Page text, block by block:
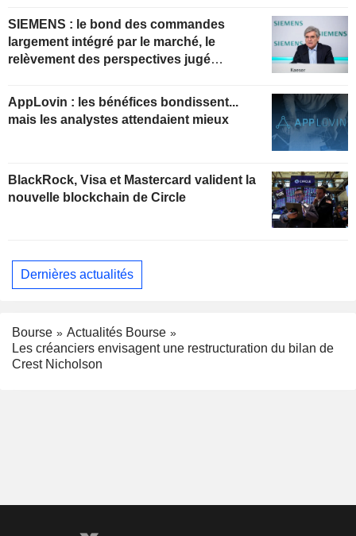
SIEMENS : le bond des commandes
largement intégré par le marché, le
relèvement des perspectives jugé
actuelles
AppLovin : les bénéfices bondissent...
mais les analystes attendaient mieux
BlackRock, Visa et Mastercard valident la
nouvelle blockchain de Circle
Dernières actualités
Bourse
Actualités Bourse
Les créanciers envisagent une restructuration du bilan de
Crest Nicholson